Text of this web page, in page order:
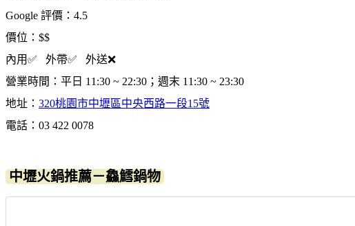
Google 評價：4.5
價位：$$
內用✅ 外帶✅ 外送❌
營業時間：平日 11:30 ~ 22:30；週末 11:30 ~ 23:30
地址： 320桃園市中壢區中央西路一段15號
電話：03 422 0078
中壢火鍋推薦－鱻鱈鍋物